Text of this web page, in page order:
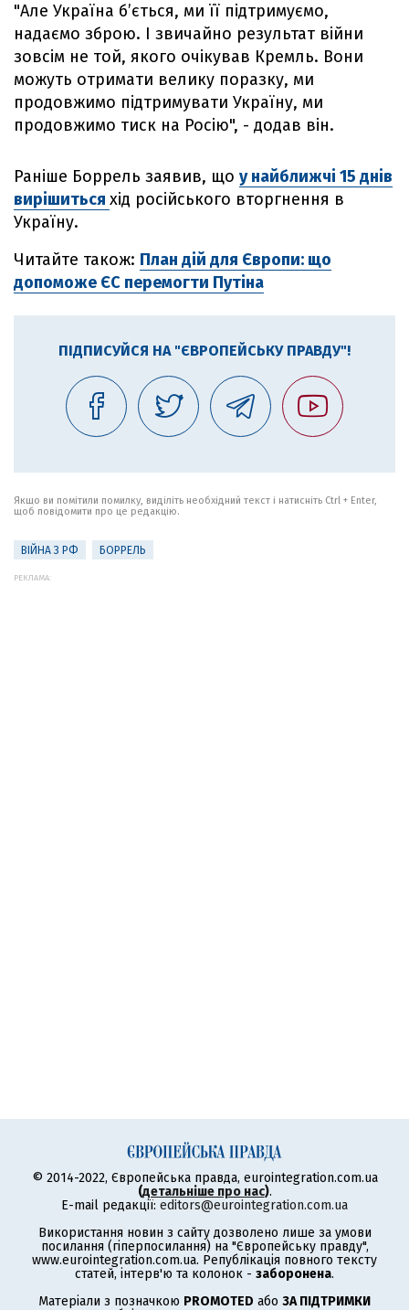
"Але Україна б’ється, ми її підтримуємо,
надаємо зброю. І звичайно результат війни
зовсім не той, якого очікував Кремль. Вони
можуть отримати велику поразку, ми
продовжимо підтримувати Україну, ми
продовжимо тиск на Росію", - додав він.
Раніше Боррель заявив, що у найближчі 15 днів
вирішиться хід російського вторгнення в
Україну.
Читайте також: План дій для Європи: що
допоможе ЄС перемогти Путіна
ПІДПИСУЙСЯ НА "ЄВРОПЕЙСЬКУ ПРАВДУ"!
Якщо ви помітили помилку, виділіть необхідний текст і натисніть Ctrl + Enter,
щоб повідомити про це редакцію.
ВІЙНА З РФ БОРРЕЛЬ
РЕКЛАМА:
© 2014-2022, Європейська правда, eurointegration.com.ua
(детальніше про нас).
E-mail редакції: editors@eurointegration.com.ua
Використання новин з сайту дозволено лише за умови
посилання (гіперпосилання) на "Європейську правду",
www.eurointegration.com.ua. Републікація повного тексту
статей, інтерв'ю та колонок - заборонена.
Матеріали з позначкою PROMOTED або ЗА ПІДТРИМКИ